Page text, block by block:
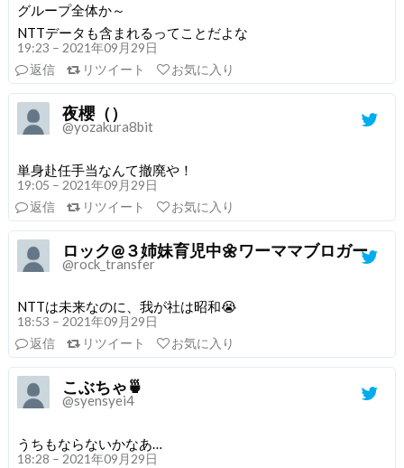
グループ全体か～
NTTデータも含まれるってことだよな
19:23 – 2021年09月29日
返信
リツイート お気に入り
夜櫻（）
@yozakura8bit
単身赴任手当なんて撤廃や！
19:05 – 2021年09月29日
返信
リツイート お気に入り
ロック@３姉妹育児中🌼ワーママブロガー
@rock_transfer
NTTは未来なのに、我が社は昭和😭
18:53 – 2021年09月29日
返信
リツイート お気に入り
こぶちゃ🍵
@syensyei4
うちもならないかなあ…
18:28 – 2021年09月29日